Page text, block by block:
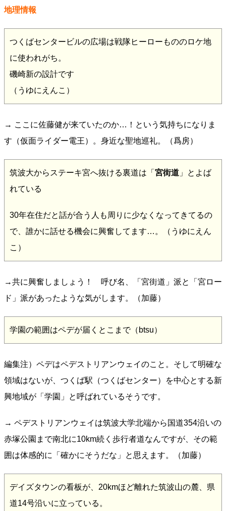
地理情報
つくばセンタービルの広場は戦隊ヒーローもののロケ地
に使われがち。
磯崎新の設計です
（うゆにえんこ）
→ ここに佐藤健が来ていたのか…！という気持ちになりま
す（仮面ライダー電王）。身近な聖地巡礼。（爲房）
筑波大からステーキ宮へ抜ける裏道は「 宮街道 」とよば
れている
30年在住だと話が合う人も周りに少なくなってきてるの
で、誰かに話せる機会に興奮してます…。（うゆにえん
こ）
→共に興奮しましょう！ 呼び名、「宮街道」派と「宮ロー
ド」派があったような気がします。（加藤）
学園の範囲はペデが届くとこまで（btsu）
編集注）ペデはペデストリアンウェイのこと。そして明確な
領域はないが、つくば駅（つくばセンター）を中心とする新
興地域が「学園」と呼ばれているそうです。
→ ペデストリアンウェイは筑波大学北端から国道354沿いの
赤塚公園まで南北に10km続く歩行者道なんですが、その範
囲は体感的に「確かにそうだな」と思えます。（加藤）
デイズタウンの看板が、20kmほど離れた筑波山の麓、県
道14号沿いに立っている。